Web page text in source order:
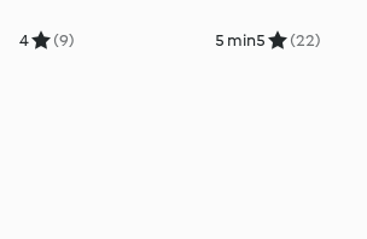
4 (9) 5 min5 (22)